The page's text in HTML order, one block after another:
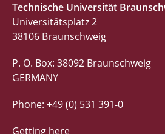
Technische Universität
Universitätsplatz 2
38106 Braunschweig
P. O. Box: 38092 Braunschweig
GERMANY
Phone: +49 (0) 531 391-0
Getting here